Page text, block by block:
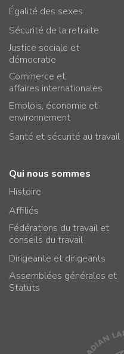
Égalité des sexes
Sécurité de la retraite
Justice sociale et
démocratie
Commerce et
affaires internationales
Emplois, économie et
environnement
Santé et sécurité au travail
Qui nous sommes
Histoire
Affiliés
Fédérations du travail et
conseils du travail
Dirigeante et dirigeants
Assemblées générales et
Statuts